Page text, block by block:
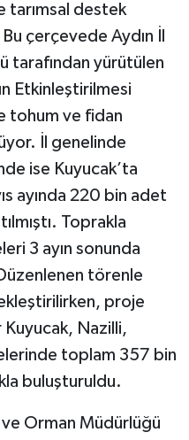
tarımsal destek
çerçevede Aydın İl
tarafından yürütülen
Etkinleştirilmesi
tohum ve fidan
İl genelinde
ise Kuyucak’ta
ayında 220 bin adet
Toprakla
3 ayın sonunda
törenle
proje
Kuyucak, Nazilli,
toplam 357 bin
buluşturuldu.
ve Orman Müdürlüğü